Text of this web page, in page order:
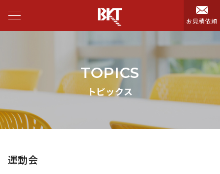
お見積依頼
TOPICS
トピックス
運動会